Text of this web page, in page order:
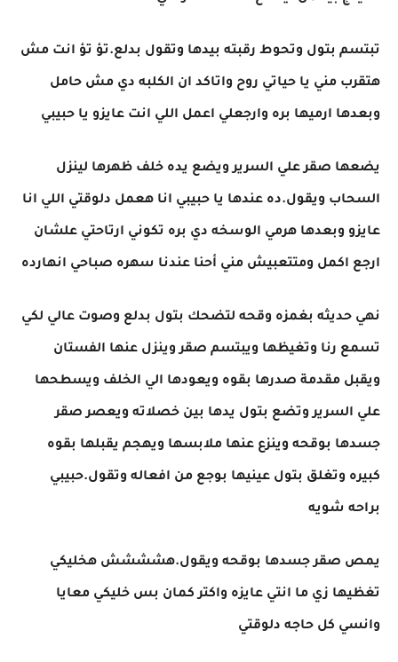
تبتسم بتول وتحوط رقبته بيدها وتقول بدلع.تؤ تؤ انت مش
هتقرب مني يا حياتي روح واتاكد ان الكلبه دي مش حامل
وبعدها ارميها بره وارجعلي اعمل اللي انت عايزو يا حبيبي
يضعها صقر علي السرير ويضع يده خلف ظهرها لينزل
السحاب ويقول.ده عندها يا حبيبي انا هعمل دلوقتي اللي انا
عايزو وبعدها هرمي الوسخه دي بره تكوني ارتاحتي علشان
ارجع اكمل ومتتعبيش مني أحنا عندنا سهره صباحي انهارده
نهي حديثه بغمزه وقحه لتضحك بتول بدلع وصوت عالي لكي
تسمع رنا وتغيظها ويبتسم صقر وينزل عنها الفستان
ويقبل مقدمة صدرها بقوه ويعودها الي الخلف ويسطحها
علي السرير وتضع بتول يدها بين خصلاته ويعصر صقر
جسدها بوقحه وينزع عنها ملابسها ويهجم يقبلها بقوه
كبيره وتغلق بتول عينيها بوجع من افعاله وتقول.حبيبي
براحه شويه
يمص صقر جسدها بوقحه ويقول.هشششش هخليكي
تغظيها زي ما انتي عايزه واكتر كمان بس خليكي معايا
وانسي كل حاجه دلوقتي